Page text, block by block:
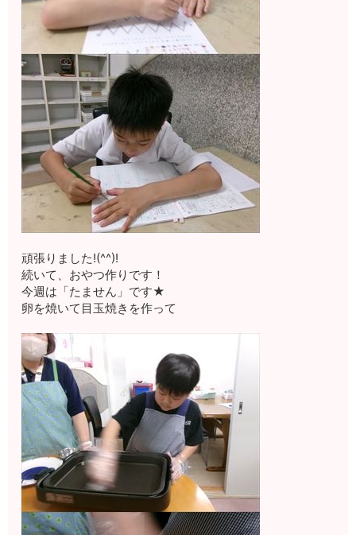
頑張りました!(^^)!
続いて、おやつ作りです！
今週は「たません」です★
卵を焼いて目玉焼きを作って